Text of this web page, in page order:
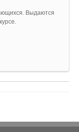
Выдаются